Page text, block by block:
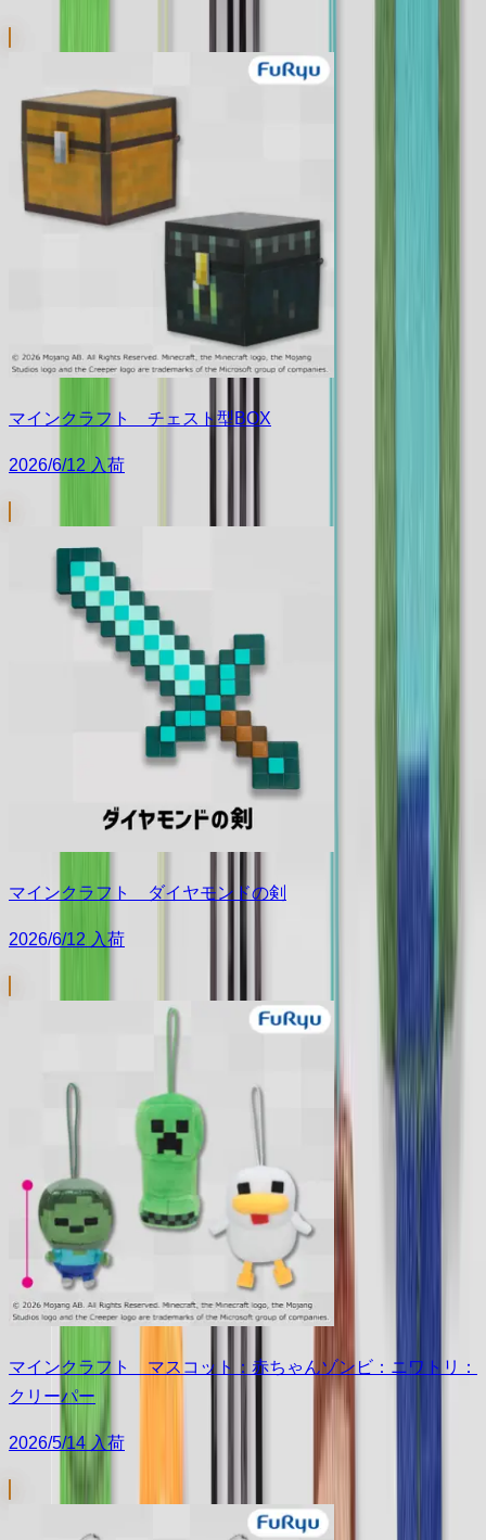
マインクラフト チェスト型BOX
2026/6/12 入荷
マインクラフト ダイヤモンドの剣
2026/6/12 入荷
マインクラフト マスコット：赤ちゃんゾンビ：ニワトリ：
クリーパー
2026/5/14 入荷